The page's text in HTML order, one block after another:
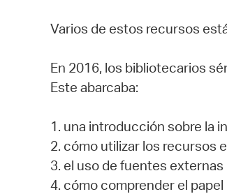
Varios de estos recursos
En 2016, los bibliotecarios
Este abarcaba:
1. una introducción sobre la
2. cómo utilizar los recursos
3. el uso de fuentes
4. cómo comprender el